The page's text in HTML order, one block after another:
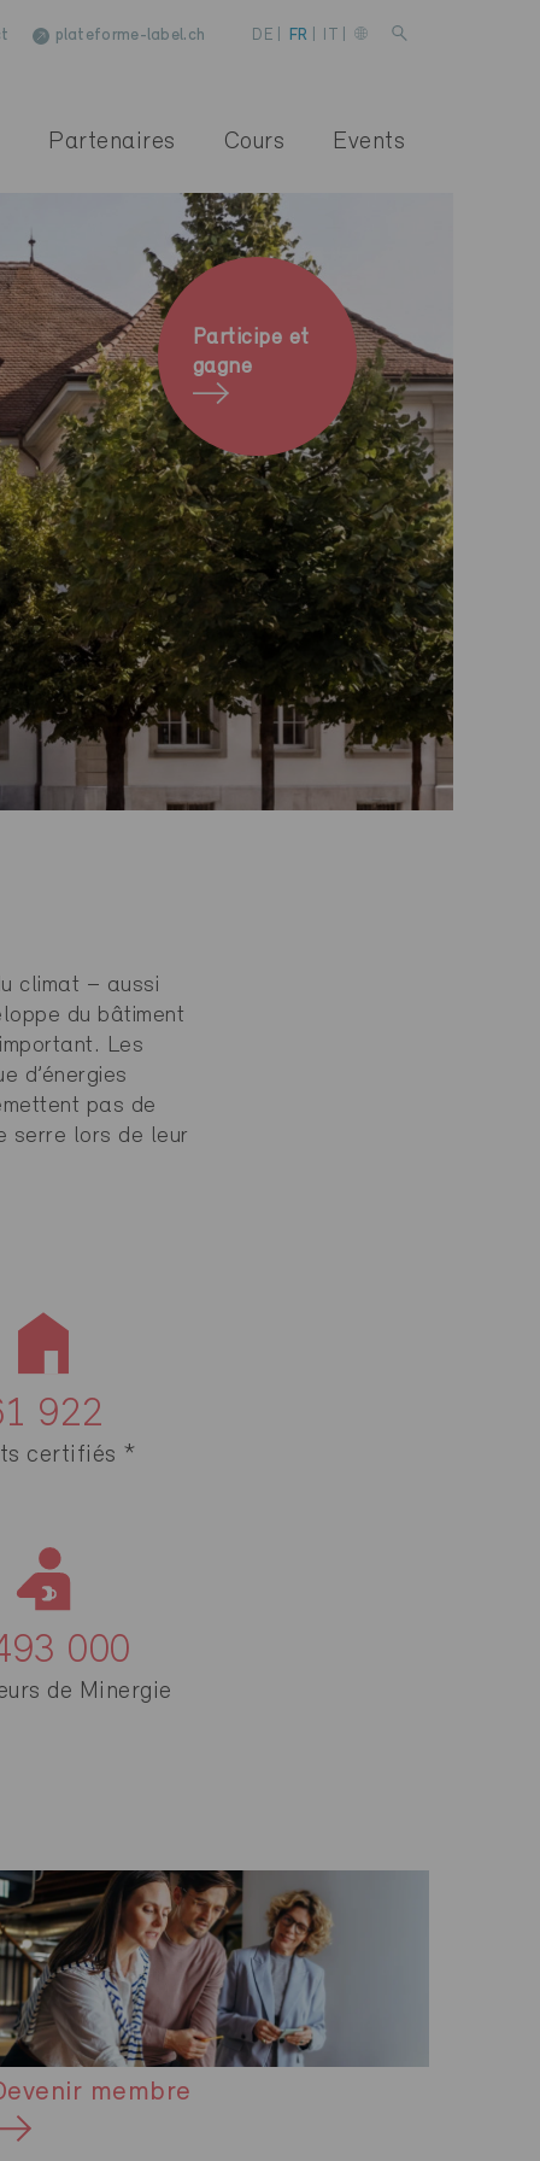
plateforme-label.ch DE FR
Partenaires Cours Events
Participe et
gagne
climat – aussi
du bâtiment
Les
d’énergies
pas de
serre lors de leur
922
certifiés *
000
de Minergie
membre